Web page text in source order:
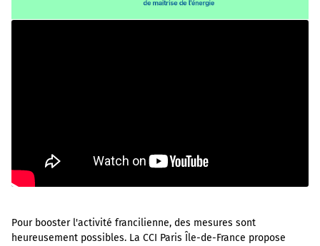
Pour booster l'activité francilienne, des mesures sont
heureusement possibles. La CCI Paris Île-de-France propose